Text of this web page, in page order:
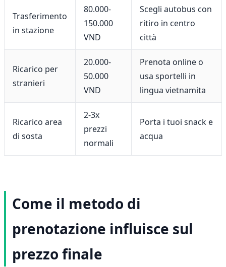
Trasferimento
in stazione
80.000-
150.000
VND
Scegli autobus con
ritiro in centro
città
Ricarico per
stranieri
20.000-
50.000
VND
Prenota online o
usa sportelli in
lingua vietnamita
Ricarico area
di sosta
2-3x
prezzi
normali
Porta i tuoi snack e
acqua
Come il metodo di
prenotazione influisce sul
prezzo finale